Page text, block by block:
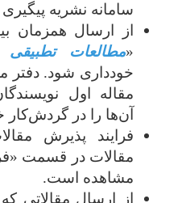
سامانه نشریه پیگیری
از ارسال همزمان
«مطالعات
خودداری شود. دفتر
مقاله اول
آن‌ها را در گردش‌کار
فرایند پذیرش
مقالات در قسمت
مشاهده است.
از ارسال مقالاتی